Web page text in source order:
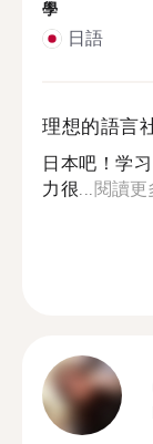
學
日語
理想的語言
日本吧！学
力很...閱讀更